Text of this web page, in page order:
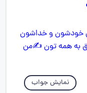
نمایش جواب